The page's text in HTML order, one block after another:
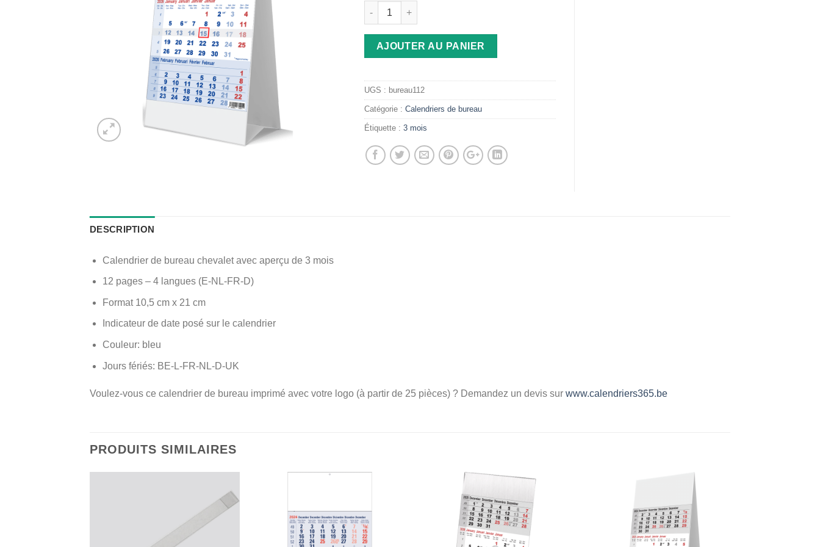
AJOUTER AU PANIER
UGS : bureau112
Catégorie : Calendriers de bureau
Étiquette : 3 mois
DESCRIPTION
Calendrier de bureau chevalet avec aperçu de 3 mois
12 pages – 4 langues (E-NL-FR-D)
Format 10,5 cm x 21 cm
Indicateur de date posé sur le calendrier
Couleur: bleu
Jours fériés: BE-L-FR-NL-D-UK
Voulez-vous ce calendrier de bureau imprimé avec votre logo (à partir de 25 pièces) ? Demandez un devis sur www.calendriers365.be
PRODUITS SIMILAIRES